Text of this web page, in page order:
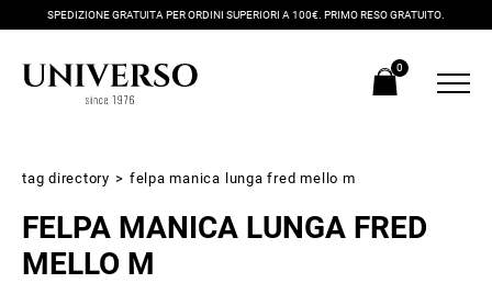
SPEDIZIONE GRATUITA PER ORDINI SUPERIORI A 100€. PRIMO RESO GRATUITO.
0
tag directory > felpa manica lunga fred mello m
FELPA MANICA LUNGA FRED
MELLO M